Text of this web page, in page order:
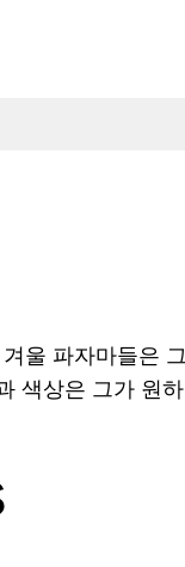
울 파자마들은
색상은 그가 원